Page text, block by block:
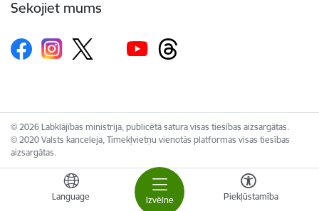
Izvēlne
Language Piekļūstamība
Sekojiet mums
© 2026 Labklājības ministrija, publicētā satura visas tiesības aizsargātas.
© 2020 Valsts kanceleja, Tīmekļvietņu vienotās platformas visas tiesības
aizsargātas.